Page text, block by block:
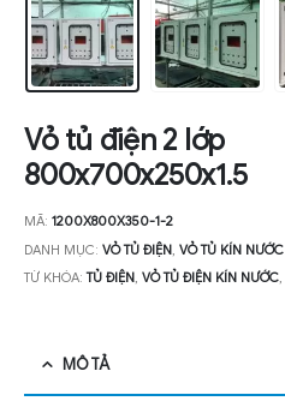
Vỏ tủ điện 2 lớp
800x700x250x1.5
MÃ: 1200X800X350-1-2
DANH MỤC: VỎ TỦ ĐIỆN VỎ TỦ KÍN NƯỚC
TỪ KHÓA:TỦ ĐIỆN, VỎ TỦ ĐIỆN KÍN NƯỚC,
MÔ TẢ